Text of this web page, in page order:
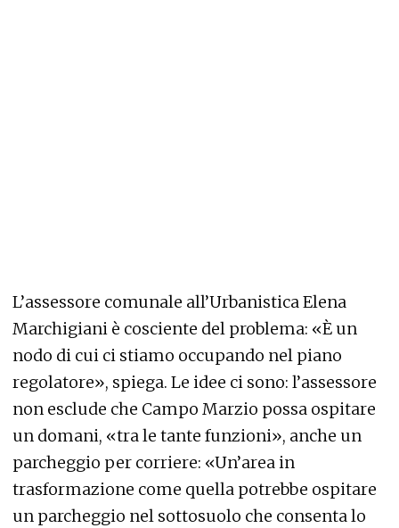
L’assessore comunale all’Urbanistica Elena
Marchigiani è cosciente del problema: «È un
nodo di cui ci stiamo occupando nel piano
regolatore», spiega. Le idee ci sono: l’assessore
non esclude che Campo Marzio possa ospitare
un domani, «tra le tante funzioni», anche un
parcheggio per corriere: «Un’area in
trasformazione come quella potrebbe ospitare
un parcheggio nel sottosuolo che consenta lo